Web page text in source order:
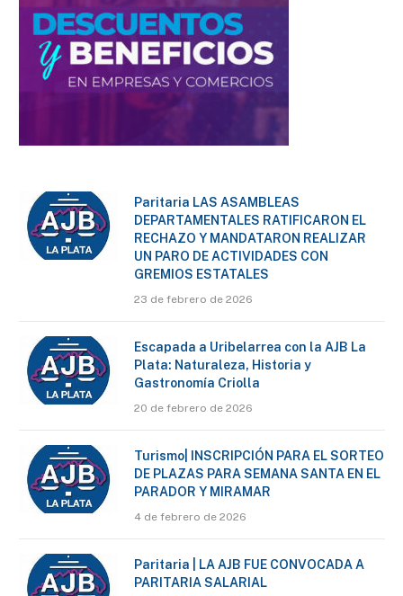
Paritaria LAS ASAMBLEAS
DEPARTAMENTALES RATIFICARON EL
RECHAZO Y MANDATARON REALIZAR
UN PARO DE ACTIVIDADES CON
GREMIOS ESTATALES
23 de febrero de 2026
Escapada a Uribelarrea con la AJB La
Plata: Naturaleza, Historia y
Gastronomía Criolla
20 de febrero de 2026
Turismo| INSCRIPCIÓN PARA EL SORTEO
DE PLAZAS PARA SEMANA SANTA EN EL
PARADOR Y MIRAMAR
4 de febrero de 2026
Paritaria | LA AJB FUE CONVOCADA A
PARITARIA SALARIAL